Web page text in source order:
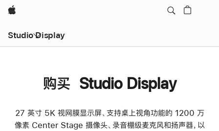
Apple
Studio Display
购买 Studio Display
27 英寸 5K 视网膜显示屏、支持桌上视角功能的 1200 万
像素 Center Stage 摄像头、录音棚级麦克风和扬声器，以